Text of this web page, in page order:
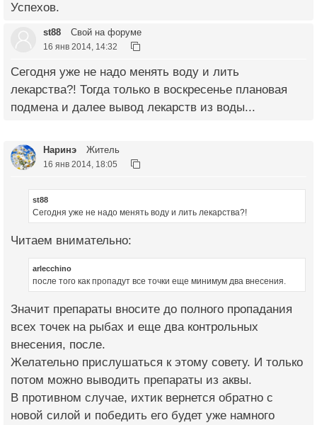
Успехов.
st88 Свой на форуме
16 янв 2014, 14:32
Сегодня уже не надо менять воду и лить
лекарства?! Тогда только в воскресенье плановая
подмена и далее вывод лекарств из воды...
Наринэ Житель
16 янв 2014, 18:05
st88
Сегодня уже не надо менять воду и лить лекарства?!
Читаем внимательно:
arlecchino
после того как пропадут все точки еще минимум два внесения.
Значит препараты вносите до полного пропадания
всех точек на рыбах и еще два контрольных
внесения, после.
Желательно прислушаться к этому совету. И только
потом можно выводить препараты из аквы.
В противном случае, ихтик вернется обратно с
новой силой и победить его будет уже намного